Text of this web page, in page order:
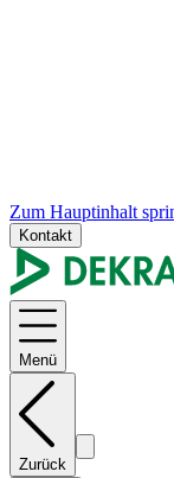
Zum Hauptinhalt
Kontakt
Menü
Zurück